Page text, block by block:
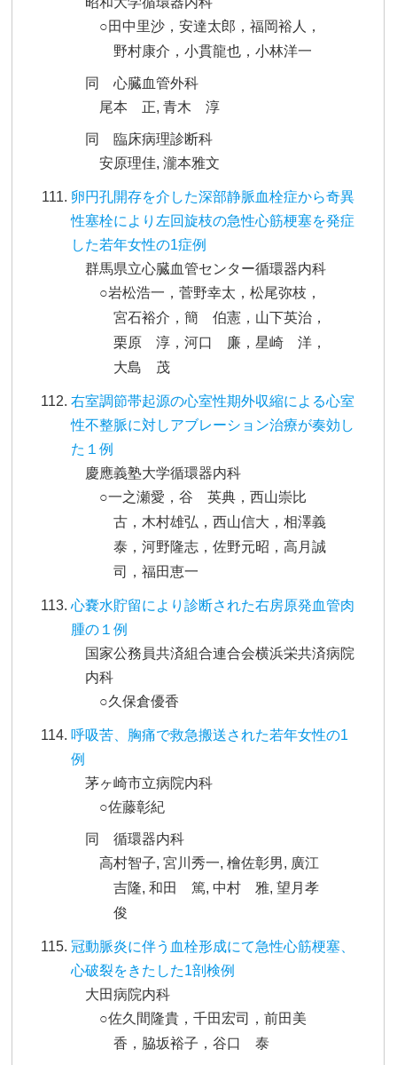
○田中里沙，安達太郎，福岡裕人，
野村康介，小貫龍也，小林洋一
同 心臓血管外科
尾本 正, 青木 淳
同 臨床病理診断科
安原理佳, 瀧本雅文
卵円孔開存を介した深部静脈血栓症から奇異
性塞栓により左回旋枝の急性心筋梗塞を発症
した若年女性の1症例
群馬県立心臓血管センター循環器内科
○岩松浩一，菅野幸太，松尾弥枝，
宮石裕介，簡 伯憲，山下英治，
栗原 淳，河口 廉，星崎 洋，
大島 茂
右室調節帯起源の心室性期外収縮による心室
性不整脈に対しアブレーション治療が奏効し
た１例
慶應義塾大学循環器内科
○一之瀬愛，谷 英典，西山崇比
古，木村雄弘，西山信大，相澤義
泰，河野隆志，佐野元昭，高月誠
司，福田恵一
心嚢水貯留により診断された右房原発血管肉
腫の１例
国家公務員共済組合連合会横浜栄共済病院
内科
○久保倉優香
呼吸苦、胸痛で救急搬送された若年女性の1
例
茅ヶ崎市立病院内科
○佐藤彰紀
同 循環器内科
高村智子, 宮川秀一, 檜佐彰男, 廣江
吉隆, 和田 篤, 中村 雅, 望月孝
俊
冠動脈炎に伴う血栓形成にて急性心筋梗塞、
心破裂をきたした1剖検例
大田病院内科
○佐久間隆貴，千田宏司，前田美
香，脇坂裕子，谷口 泰